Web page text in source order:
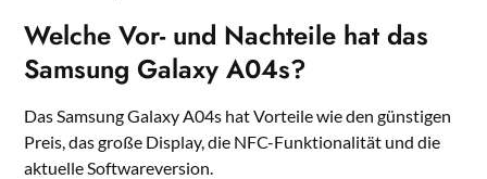
Welche Vor- und Nachteile hat das
Samsung Galaxy A04s?
Das Samsung Galaxy A04s hat Vorteile wie den günstigen
Preis, das große Display, die NFC-Funktionalität und die
aktuelle Softwareversion.